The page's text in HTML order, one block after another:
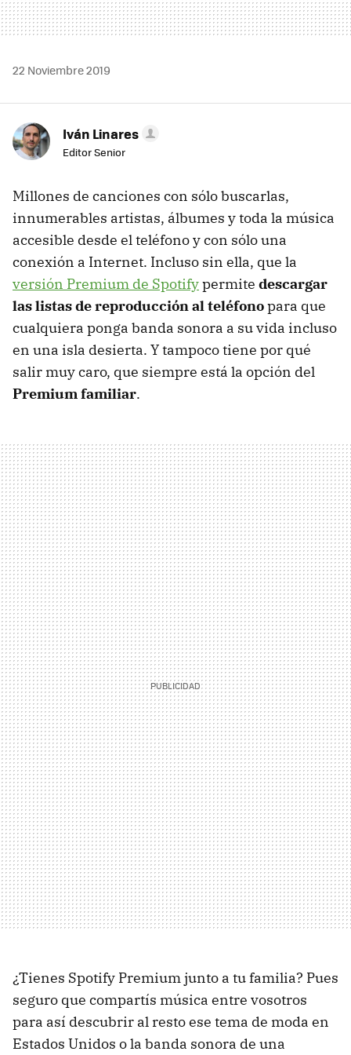
22 Noviembre 2019
Iván Linares
Editor Senior
Millones de canciones con sólo buscarlas,
innumerables artistas, álbumes y toda la música
accesible desde el teléfono y con sólo una
conexión a Internet. Incluso sin ella, que la
versión Premium de Spotifypermite descargar
las listas de reproducción al teléfonopara que
cualquiera ponga banda sonora a su vida incluso
en una isla desierta. Y tampoco tiene por qué
salir muy caro, que siempre está la opción del
Premium familiar.
¿Tienes Spotify Premium junto a tu familia? Pues
seguro que compartís música entre vosotros
para así descubrir al resto ese tema de moda en
Estados Unidos o la banda sonora de una